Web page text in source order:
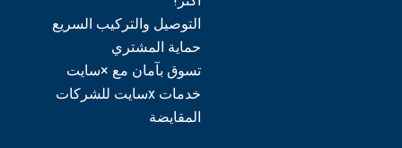
التوصيل والتركيب السريع
حماية المشتري
تسوق بآمان مع ×سايت
خدمات xسايت للشركات
المقايضة